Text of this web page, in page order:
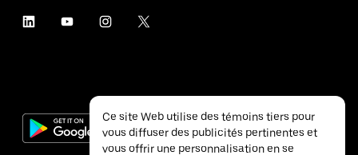
Ce site Web utilise des témoins tiers pour
vous diffuser des publicités pertinentes et
vous offrir une personnalisation en se